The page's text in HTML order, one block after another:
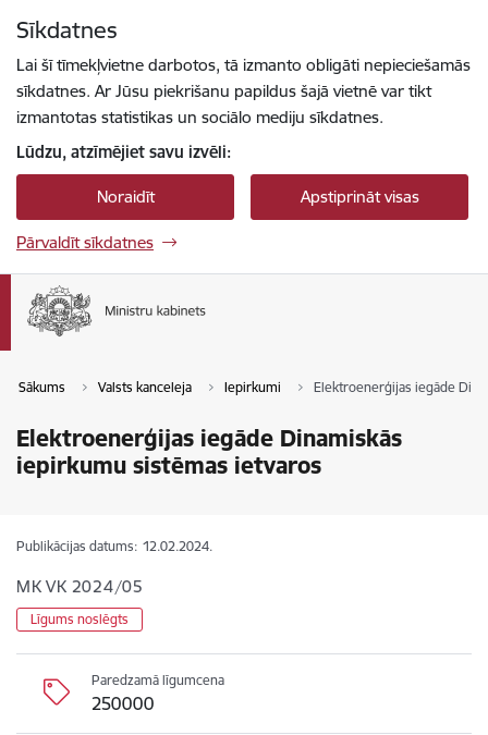
Sīkdatnes
Lai šī tīmekļvietne darbotos, tā izmanto obligāti nepieciešamās
sīkdatnes. Ar Jūsu piekrišanu papildus šajā vietnē var tikt
izmantotas statistikas un sociālo mediju sīkdatnes.
Lūdzu, atzīmējiet savu izvēli:
Noraidīt Apstiprināt visas
Pārvaldīt sīkdatnes
Sākums Valsts kanceleja Iepirkumi Elektroenerģijas iegāde
Elektroenerģijas iegāde Dinamiskās
iepirkumu sistēmas ietvaros
Publikācijas datums: 12.02.2024.
MK VK 2024/05
Līgums noslēgts
Paredzamā līgumcena
250000